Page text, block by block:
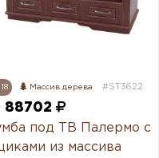
18 Массив дерева #ST3622
88702
под ТВ Палермо с
из массива